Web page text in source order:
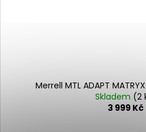
Merrell MTL ADAPT
Skladem (2
3 999 Kč